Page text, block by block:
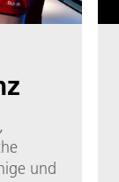
und